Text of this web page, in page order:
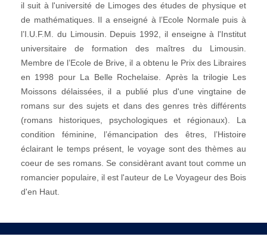
il suit à l'université de Limoges des études de physique et
de mathématiques. Il a enseigné à l’Ecole Normale puis à
l’I.U.F.M. du Limousin. Depuis 1992, il enseigne à l'Institut
universitaire de formation des maîtres du Limousin.
Membre de l’Ecole de Brive, il a obtenu le Prix des Libraires
en 1998 pour La Belle Rochelaise. Après la trilogie Les
Moissons délaissées, il a publié plus d'une vingtaine de
romans sur des sujets et dans des genres très différents
(romans historiques, psychologiques et régionaux). La
condition féminine, l’émancipation des êtres, l’Histoire
éclairant le temps présent, le voyage sont des thèmes au
coeur de ses romans. Se considèrant avant tout comme un
romancier populaire, il est l'auteur de Le Voyageur des Bois
d'en Haut.